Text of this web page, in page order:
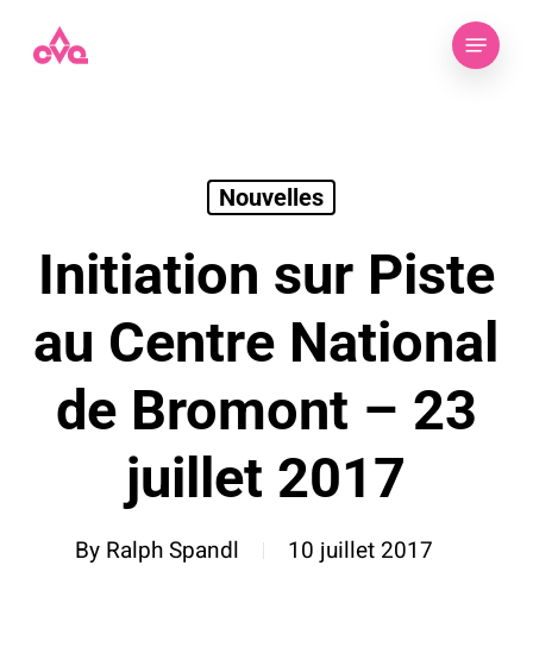
Menu
Nouvelles
Initiation sur Piste
au Centre National
de Bromont – 23
juillet 2017
By Ralph Spandl 10 juillet 2017